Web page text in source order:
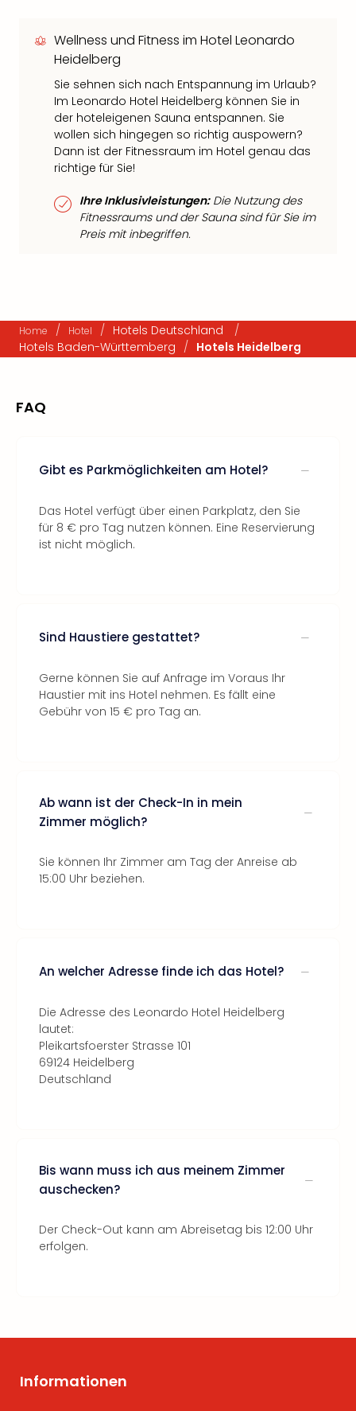
Wellness und Fitness im Hotel Leonardo
Heidelberg
Sie sehnen sich nach Entspannung im Urlaub?
Im Leonardo Hotel Heidelberg können Sie in
der hoteleigenen Sauna entspannen. Sie
wollen sich hingegen so richtig auspowern?
Dann ist der Fitnessraum im Hotel genau das
richtige für Sie!
Ihre Inklusivleistungen:Die Nutzung des
Fitnessraums und der Sauna sind für Sie im
Preis mit inbegriffen.
Home / Hotel / Hotels Deutschland
/
Hotels Baden-Württemberg / Hotels Heidelberg
FAQ
Gibt es Parkmöglichkeiten am Hotel?
Das Hotel verfügt über einen Parkplatz, den Sie
für 8 € pro Tag nutzen können. Eine Reservierung
ist nicht möglich.
Sind Haustiere gestattet?
Gerne können Sie auf Anfrage im Voraus Ihr
Haustier mit ins Hotel nehmen. Es fällt eine
Gebühr von 15 € pro Tag an.
Ab wann ist der Check-In in mein
Zimmer möglich?
Sie können Ihr Zimmer am Tag der Anreise ab
15:00 Uhr beziehen.
An welcher Adresse finde ich das Hotel?
Die Adresse des Leonardo Hotel Heidelberg
lautet:
Pleikartsfoerster Strasse 101
69124 Heidelberg
Deutschland
Bis wann muss ich aus meinem Zimmer
auschecken?
Der Check-Out kann am Abreisetag bis 12:00 Uhr
erfolgen.
Informationen